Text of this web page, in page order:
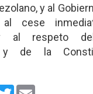
y al
al cese
al respeto
y de la